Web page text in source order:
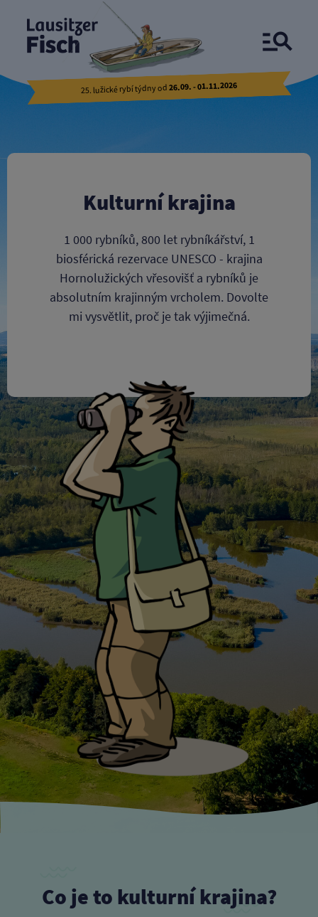
Hornolužické vřesoviště a rybniční krajina
25. lužické rybí týdny od26.09. - 01.11.2026
Kulturní krajina
1 000 rybníků, 800 let rybníkářství, 1
biosférická rezervace UNESCO - krajina
Hornolužických vřesovišť a rybníků je
absolutním krajinným vrcholem. Dovolte
mi vysvětlit, proč je tak výjimečná.
Co je to kulturní krajina?